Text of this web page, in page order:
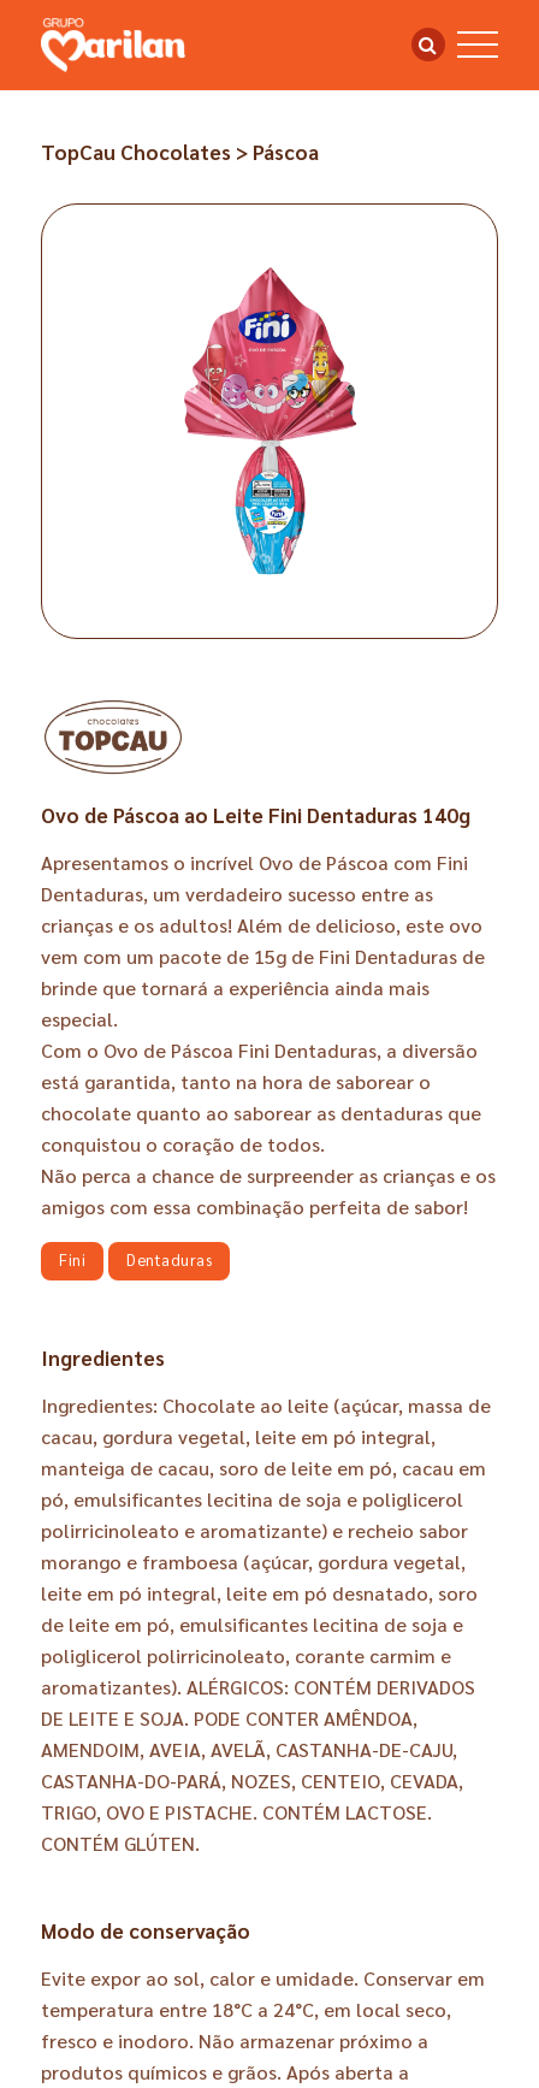
TopCau Chocolates > Páscoa
Ovo de Páscoa ao Leite Fini Dentaduras 140g
Apresentamos o incrível Ovo de Páscoa com Fini
Dentaduras, um verdadeiro sucesso entre as
crianças e os adultos! Além de delicioso, este ovo
vem com um pacote de 15g de Fini Dentaduras de
brinde que tornará a experiência ainda mais
especial.
Com o Ovo de Páscoa Fini Dentaduras, a diversão
está garantida, tanto na hora de saborear o
chocolate quanto ao saborear as dentaduras que
conquistou o coração de todos.
Não perca a chance de surpreender as crianças e os
amigos com essa combinação perfeita de sabor!
Fini Dentaduras
Ingredientes
Ingredientes: Chocolate ao leite (açúcar, massa de
cacau, gordura vegetal, leite em pó integral,
manteiga de cacau, soro de leite em pó, cacau em
pó, emulsificantes lecitina de soja e poliglicerol
polirricinoleato e aromatizante) e recheio sabor
morango e framboesa (açúcar, gordura vegetal,
leite em pó integral, leite em pó desnatado, soro
de leite em pó, emulsificantes lecitina de soja e
poliglicerol polirricinoleato, corante carmim e
aromatizantes). ALÉRGICOS: CONTÉM DERIVADOS
DE LEITE E SOJA. PODE CONTER AMÊNDOA,
AMENDOIM, AVEIA, AVELÃ, CASTANHA-DE-CAJU,
CASTANHA-DO-PARÁ, NOZES, CENTEIO, CEVADA,
TRIGO, OVO E PISTACHE. CONTÉM LACTOSE.
CONTÉM GLÚTEN.
Modo de conservação
Evite expor ao sol, calor e umidade. Conservar em
temperatura entre 18°C a 24°C, em local seco,
fresco e inodoro. Não armazenar próximo a
produtos químicos e grãos. Após aberta a